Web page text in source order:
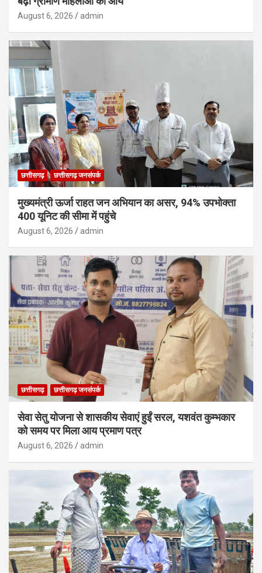
August 6, 2026 admin
छत्तीसगढ़ छत्तीसगढ़ जनसंपर्क
मुख्यमंत्री ऊर्जा राहत जन अभियान का असर, 94% उपभोक्ता
400 यूनिट की सीमा में पहुंचे
August 6, 2026 admin
छत्तीसगढ़ छत्तीसगढ़ जनसंपर्क
सेवा सेतु योजना से शासकीय सेवाएं हुईं सरल, यशवंत कुम्भकार
को समय पर मिला आय प्रमाण पत्र
August 6, 2026 admin